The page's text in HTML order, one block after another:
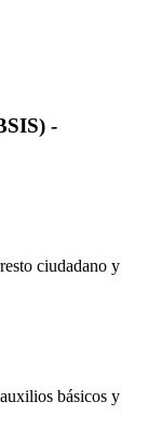
-
ciudadano y
básicos y